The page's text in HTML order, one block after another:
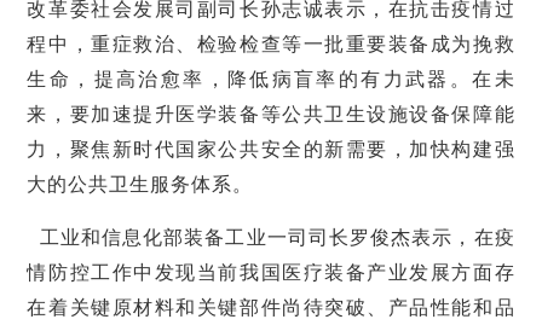
改革委社会发展司副司长孙志诚表示，在抗击疫情过
程中，重症救治、检验检查等一批重要装备成为挽救
生命，提高治愈率，降低病盲率的有力武器。在未
来，要加速提升医学装备等公共卫生设施设备保障能
力，聚焦新时代国家公共安全的新需要，加快构建强
大的公共卫生服务体系。
工业和信息化部装备工业一司司长罗俊杰表示，在疫
情防控工作中发现当前我国医疗装备产业发展方面存
在着关键原材料和关键部件尚待突破、产品性能和品